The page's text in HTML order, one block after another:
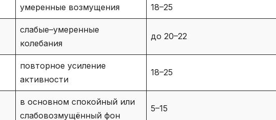
умеренные возмущения 18–25
слабые–умеренные
колебания
до 20–22
повторное усиление
активности
18–25
в основном спокойный или
слабовозмущённый фон
5–15